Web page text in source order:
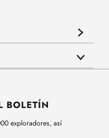
BOLETÍN
exploradores, así